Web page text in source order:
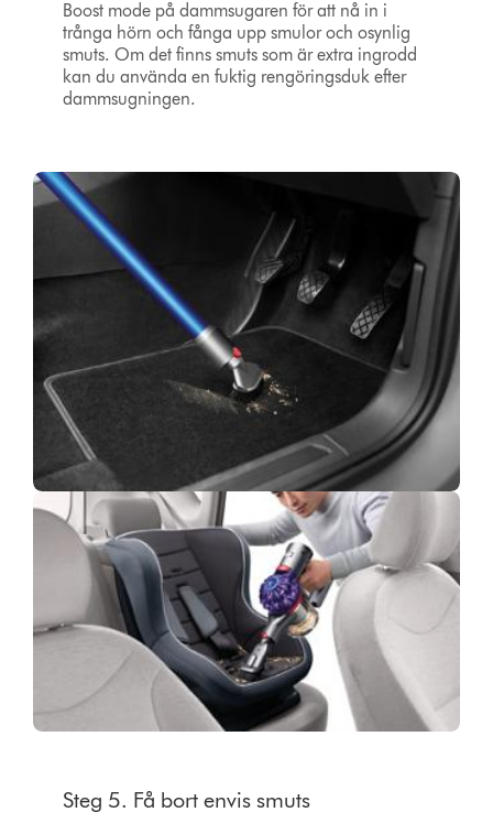
Boost mode på dammsugaren för att nå in i
trånga hörn och fånga upp smulor och osynlig
smuts. Om det finns smuts som är extra ingrodd
kan du använda en fuktig rengöringsduk efter
dammsugningen.
Steg 5. Få bort envis smuts